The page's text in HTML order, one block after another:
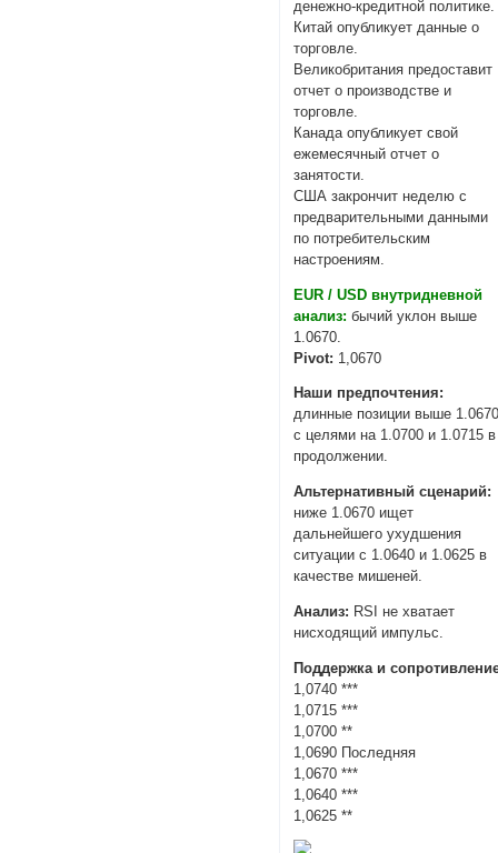
денежно-кредитной политике.
Китай опубликует данные о
торговле.
Великобритания предоставит
отчет о производстве и
торговле.
Канада опубликует свой
ежемесячный отчет о
занятости.
США закрончит неделю с
предварительными данными
по потребительским
настроениям.
EUR / USD внутридневной
анализ: бычий уклон выше
1.0670.
Pivot: 1,0670
Наши предпочтения:
длинные позиции выше
с целями на 1.0700 и 1.0715 в
продолжении.
Альтернативный сценарий:
ниже 1.0670 ищет
дальнейшего ухудшения
ситуации с 1.0640 и 1.0625 в
качестве мишеней.
Анализ: RSI не хватает
нисходящий импульс.
Поддержка и
1,0740 ***
1,0715 ***
1,0700 **
1,0690 Последняя
1,0670 ***
1,0640 ***
1,0625 **